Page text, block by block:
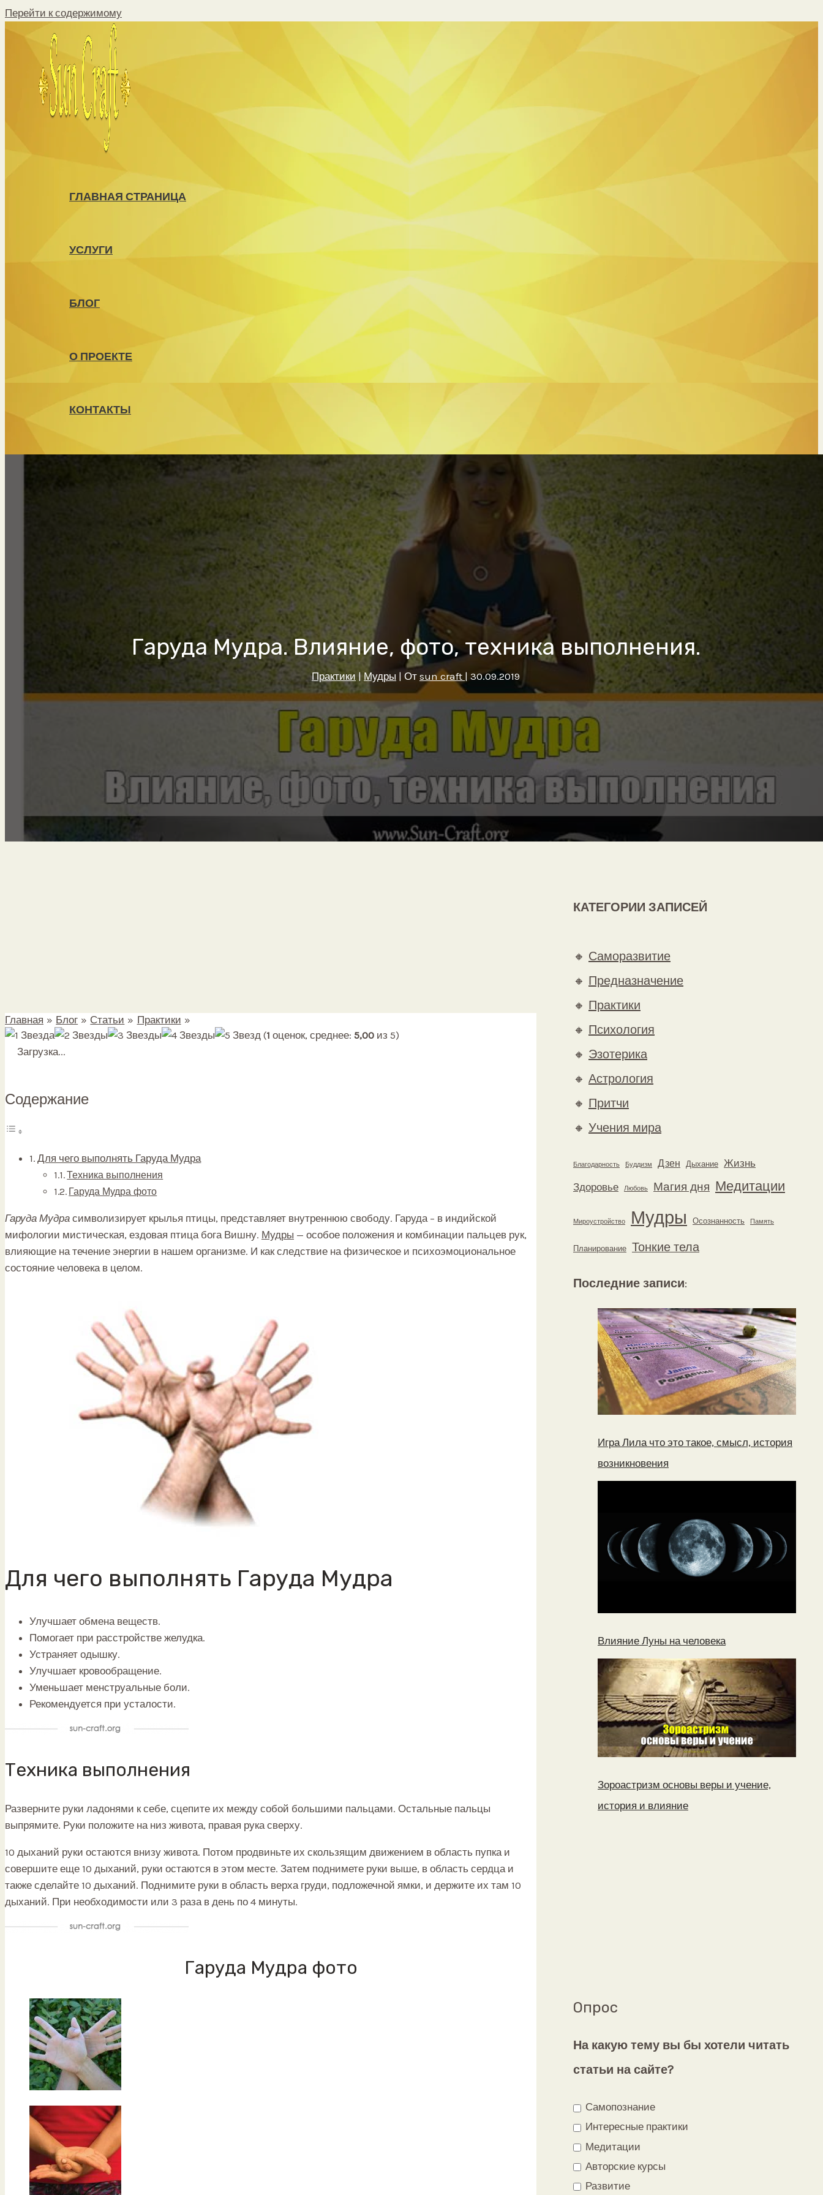
Перейти к содержимому
ГЛАВНАЯ СТРАНИЦА
УСЛУГИ
БЛОГ
О ПРОЕКТЕ
КОНТАКТЫ
Гаруда Мудра. Влияние, фото, техника выполнения.
Практики | Мудры | От sun craft | 30.09.2019
Главная Блог Статьи Практики
(1 оценок, среднее: 5,00 из 5)
Загрузка...
Содержание
Для чего выполнять Гаруда Мудра
Техника выполнения
Гаруда Мудра фото
Гаруда Мудра символизирует крылья птицы, представляет внутреннюю свободу. Гаруда – в индийской
мифологии мистическая, ездовая птица бога Вишну. Мудры — особое положения и комбинации пальцев рук,
влияющие на течение энергии в нашем организме. И как следствие на физическое и психоэмоциональное
состояние человека в целом.
Для чего выполнять Гаруда Мудра
Улучшает обмена веществ.
Помогает при расстройстве желудка.
Устраняет одышку.
Улучшает кровообращение.
Уменьшает менструальные боли.
Рекомендуется при усталости.
Техника выполнения
Разверните руки ладонями к себе, сцепите их между собой большими пальцами. Остальные пальцы
выпрямите. Руки положите на низ живота, правая рука сверху.
10 дыханий руки остаются внизу живота. Потом продвиньте их скользящим движением в область пупка и
совершите еще 10 дыханий, руки остаются в этом месте. Затем поднимете руки выше, в область сердца и
также сделайте 10 дыханий. Поднимите руки в область верха груди, подложечной ямки, и держите их там 10
дыханий. При необходимости или 3 раза в день по 4 минуты.
Гаруда Мудра фото
КАТЕГОРИИ ЗАПИСЕЙ
🔸 Саморазвитие
🔸 Предназначение
🔸 Практики
🔸 Психология
🔸 Эзотерика
🔸 Астрология
🔸 Притчи
🔸 Учения мира
Благодарность Буддизм Дзен Дыхание Жизнь
Здоровье Любовь Магия дня Медитации
Мироустройство Мудры Осознанность Память
Планирование Тонкие тела
Последние записи:
Игра Лила что это такое, смысл, история
возникновения
Влияние Луны на человека
Зороастризм основы веры и учение,
история и влияние
Опрос
На какую тему вы бы хотели читать
статьи на сайте?
Самопознание
Интересные практики
Медитации
Авторские курсы
Развитие